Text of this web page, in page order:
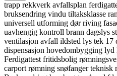
trapp rekkverk avfallsplan
bruksendring vindu tiltaksklasse
universell utforming dørriving
uavhengig kontroll brann dagslys
ventilasjon avfall ildsted lys tek 17
dispensasjon hovedombygging lyd
Ferdigattest fritidsbolig
carport rømning snøfangerteknisk